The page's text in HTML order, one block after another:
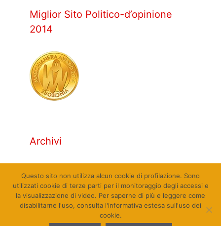
Miglior Sito Politico-d’opinione
2014
Archivi
Questo sito non utilizza alcun cookie di profilazione. Sono
utilizzati cookie di terze parti per il monitoraggio degli accessi e
la visualizzazione di video. Per saperne di più e leggere come
disabilitarne l'uso, consulta l'informativa estesa sull'uso dei
cookie.